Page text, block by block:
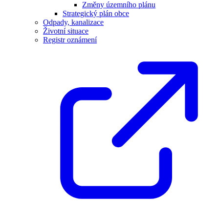
Změny územního plánu
Strategický plán obce
Odpady, kanalizace
Životní situace
Registr oznámení